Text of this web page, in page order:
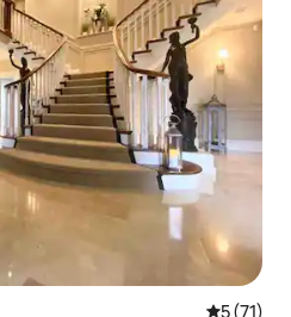
5 ud af 5
5 (71)